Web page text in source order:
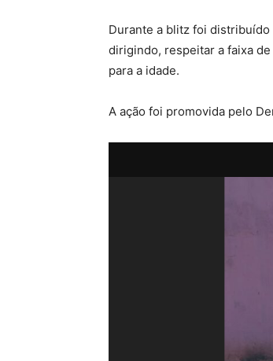
Durante a blitz foi
dirigindo, respeitar a faixa
para a idade.
A ação foi promovida pelo